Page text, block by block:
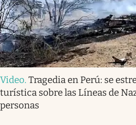
Video. Tragedia en Perú: se
turística sobre las Líneas de
personas